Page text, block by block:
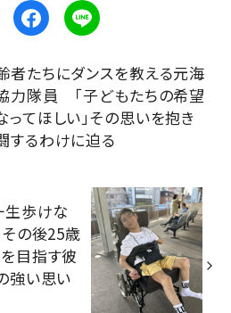
者たちにダンスを教える元海
力隊員 「子どもたちの希望
ってほしい」その思いを抱き
するわけに迫る
歩けな
その後25歳
目指す彼
強い思い